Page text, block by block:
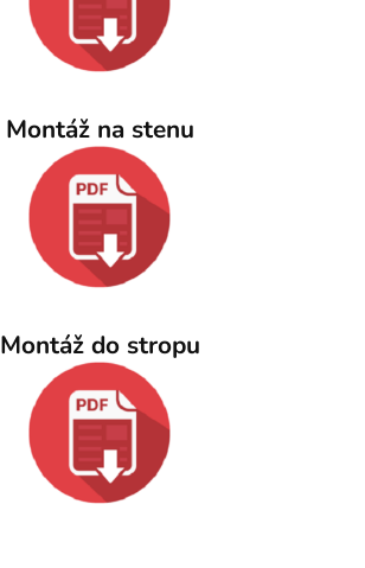
Montáž na stenu
Montáž do stropu